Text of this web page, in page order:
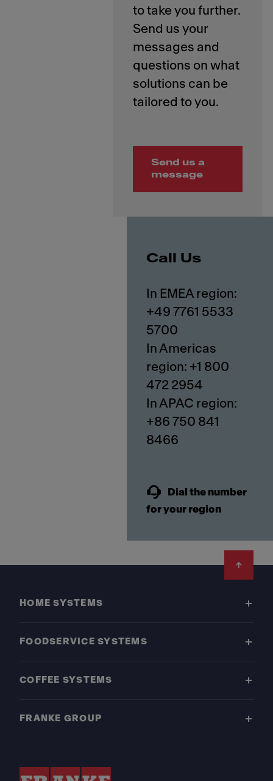
to take you further.
Send us your
messages and
questions on what
solutions can be
Send us a
message
Call Us
In EMEA region:
+49 7761 5533
5700
In Americas
region: +1 800
472 2954
In APAC region:
+86 750 841
8466
Dial the number
for your region
HOME SYSTEMS
FOODSERVICE SYSTEMS
COFFEE SYSTEMS
FRANKE GROUP